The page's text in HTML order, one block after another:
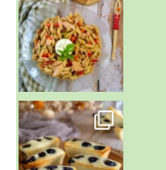
~ FINANCIERS MYRTILLES ET CITRON ~
Aujourd'hu